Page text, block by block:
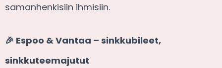
samanhenkisiin ihmisiin.
🎉 Espoo & Vantaa – sinkkubileet,
sinkkuteemajutut